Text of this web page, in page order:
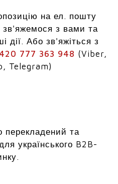
на ел. пошту
з вами та
дії. Або зв'яжіться з
777 363 948 (Viber,
Telegram)
перекладений та
українського B2B-